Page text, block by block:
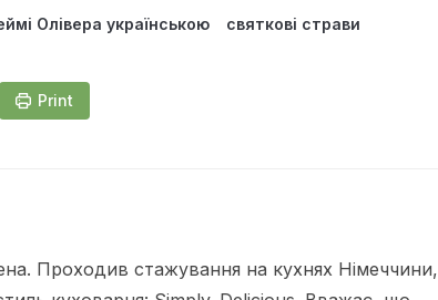
Олівера українською святкові страви
Print
Проходив стажування на кухнях Німеччини,